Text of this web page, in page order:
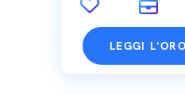
LEGGI